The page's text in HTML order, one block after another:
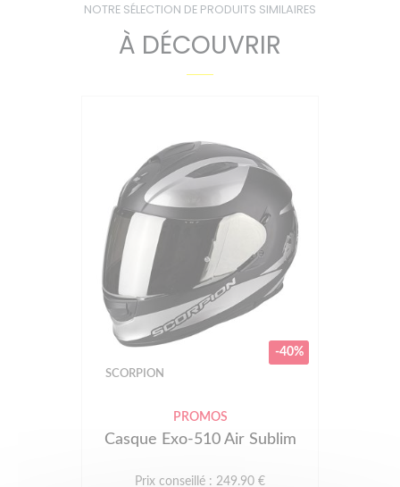
NOTRE SÉLECTION DE PRODUITS SIMILAIRES
À DÉCOUVRIR
-40%
SCORPION
PROMOS
Casque Exo-510 Air Sublim
Prix conseillé : 249.90 €